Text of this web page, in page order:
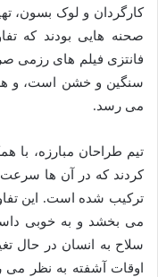
کارگردان و لوک بسون،
صحنه هایی بودند که
فانتزی فیلم های رزمی
سنگین و خشن است، و هر
می رسد.
تیم طراحان مبارزه،
کردند که در آن ها
ترکیب شده است. این
می بخشد و به خوبی
سلاح به انسان در حال
اوقات آشفته به نظر